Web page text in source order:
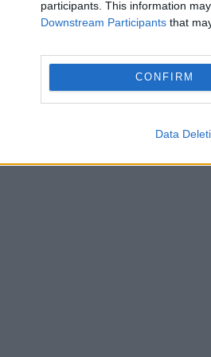
participants. This information
Downstream Participants that
CONFIRM
Data
partea Uniunii Europene.
este considerată ilegală
validat. De cealaltă
Contactat de
să furnizeze